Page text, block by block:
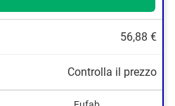
56,88 €
Controlla il prezzo